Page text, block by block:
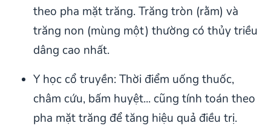
theo pha mặt trăng. Trăng tròn (rằm) và
trăng non (mùng một) thường có thủy triều
dâng cao nhất.
Y học cổ truyền: Thời điểm uống thuốc,
châm cứu, bấm huyệt... cũng tính toán theo
pha mặt trăng để tăng hiệu quả điều trị.